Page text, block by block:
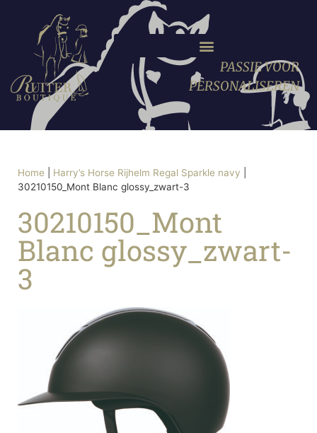
PASSIE VOOR
PERSONALISEREN
Home Harry’s Horse Rijhelm Regal Sparkle navy
30210150_Mont Blanc glossy_zwart-3
30210150_Mont
Blanc glossy_zwart-
3